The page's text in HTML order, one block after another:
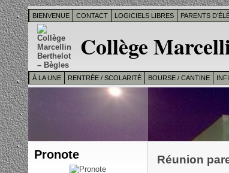
BIENVENUE CONTACT LOGICIELS LIBRES PARENTS
Collège
À LA UNE RENTRÉE / SCOLARITÉ BOURSE / CANTINE
Pronote Réunion